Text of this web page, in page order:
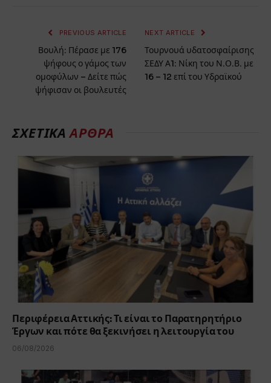
PREVIOUS ARTICLE
Βουλή: Πέρασε με 176
ψήφους ο γάμος των
ομοφύλων – Δείτε πώς
ψήφισαν οι βουλευτές
NEXT ARTICLE
Τουρνουά υδατοσφαίρισης
ΣΕΔΥ Α1: Νίκη του Ν.Ο.Β. με
16 – 12 επί του Υδραϊκού
ΣΧΕΤΙΚΑΑΡΘΡΑ
Περιφέρεια Αττικής: Τι είναι το Παρατηρητήριο
Έργων και πότε θα ξεκινήσει η λειτουργία του
06/08/2026